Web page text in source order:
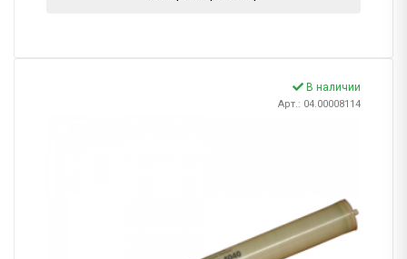
В наличии
Арт.: 04.00008114